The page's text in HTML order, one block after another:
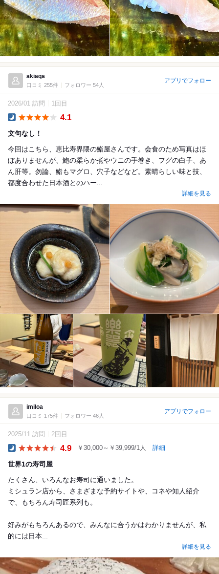
akiaqa
口コミ 255件 フォロワー 54人
アプリでフォロー
2026/01 訪問 1回目
4.1
文句なし！
今回はこちら、恵比寿界隈の鮨屋さんです。会食のため写真はほ
ぼありませんが、鮑の柔らか煮やウニの手巻き、フグの白子、あ
ん肝等。勿論、鮨もマグロ、穴子などなど。素晴らしい味と技、
都度合わせた日本酒とのハー...
詳細を見る
imiloa
口コミ 175件 フォロワー 46人
アプリでフォロー
2025/11 訪問 2回目
4.9 ￥30,000～￥39,999/1人 詳細
世界1の寿司屋
たくさん、いろんなお寿司に通いました。
ミシュラン店から、さまざまな予約サイトや、コネや知人紹介
で、もちろん寿司匠系列も。
好みがもちろんあるので、みんなに合うかはわかりませんが、私
的には日本...
詳細を見る